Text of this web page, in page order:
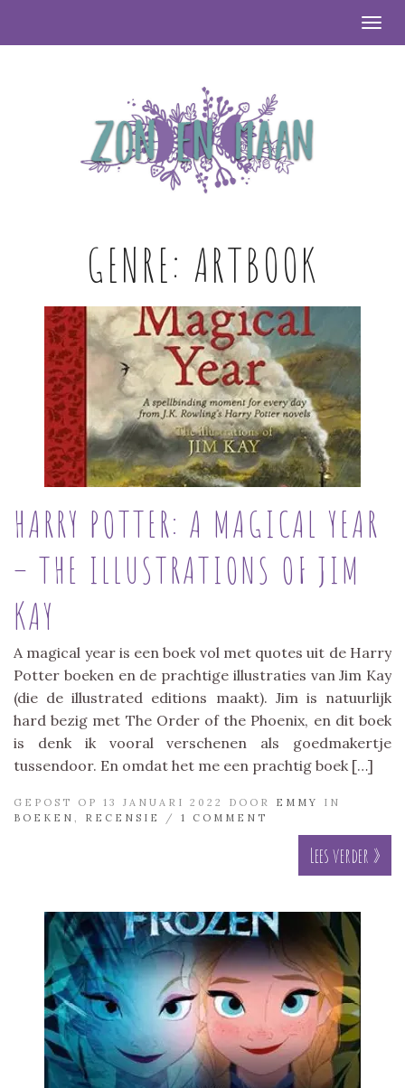
GENRE: ARTBOOK
HARRY POTTER: A MAGICAL YEAR
– THE ILLUSTRATIONS OF JIM
KAY
A magical year is een boek vol met quotes uit de Harry
Potter boeken en de prachtige illustraties van Jim Kay
(die de illustrated editions maakt). Jim is natuurlijk
hard bezig met The Order of the Phoenix, en dit boek
is denk ik vooral verschenen als goedmakertje
tussendoor. En omdat het me een prachtig boek […]
GEPOST OP 13 JANUARI 2022 DOOR EMMY
IN
BOEKEN
RECENSIE / 1 COMMENT
Lees verder »